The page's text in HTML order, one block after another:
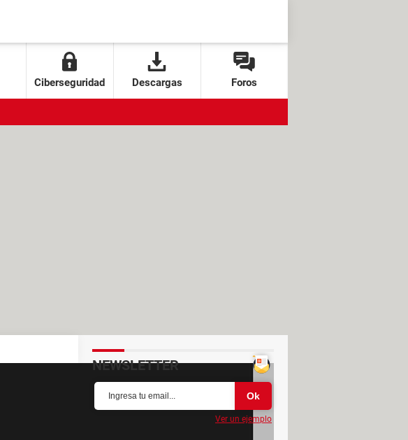
Ciberseguridad Descargas Foros
NEWSLETTER
Ver un ejemplo